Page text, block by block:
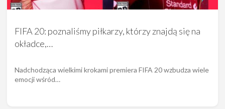
FIFA 20: poznaliśmy piłkarzy, którzy znajdą się na
okładce,…
Nadchodząca wielkimi krokami premiera FIFA 20 wzbudza wiele
emocji wśród…